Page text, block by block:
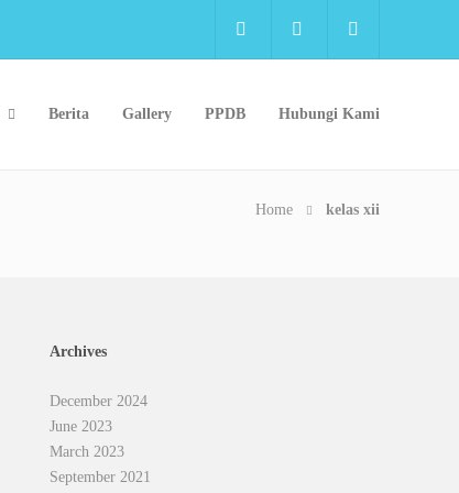
Berita Gallery PPDB Hubungi Kami
Home kelas xii
Archives
December 2024
June 2023
March 2023
September 2021